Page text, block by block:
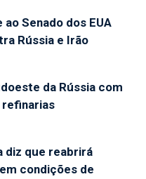
Senado dos EUA
Rússia e Irão
da Rússia com
refinarias
diz que reabrirá
condições de